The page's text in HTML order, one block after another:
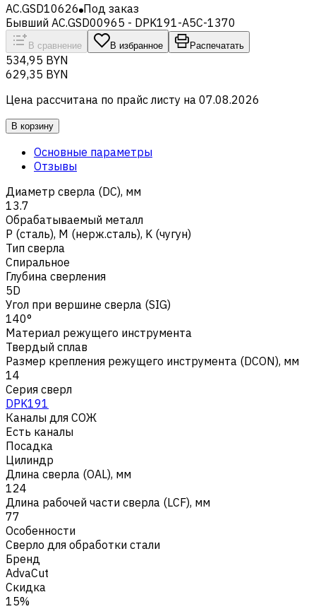
AC.GSD10626 Под заказ
Бывший AC.GSD00965 - DPK191-A5C-1370
В сравнение В избранное Распечатать
534,95 BYN
629,35 BYN
Цена рассчитана по прайс листу на 07.08.2026
В корзину
Основные параметры
Отзывы
Диаметр сверла (DC), мм
13.7
Обрабатываемый металл
Р (сталь), M (нерж.сталь), K (чугун)
Тип сверла
Спиральное
Глубина сверления
5D
Угол при вершине сверла (SIG)
140°
Материал режущего инструмента
Твердый сплав
Размер крепления режущего инструмента (DCON), мм
14
Серия сверл
DPK191
Каналы для СОЖ
Есть каналы
Посадка
Цилиндр
Длина сверла (OAL), мм
124
Длина рабочей части сверла (LCF), мм
77
Особенности
Сверло для обработки стали
Бренд
AdvaCut
Скидка
15%